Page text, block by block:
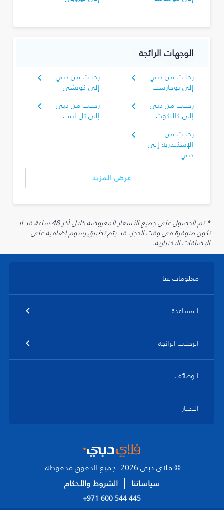
الوجهات الرائجة
رحلات من دبي
إلى بوخارست
رحلات من دبي
إلى كوتشي
رحلات من دبي
إلى كاليكوت
رحلات من دبي
إلى تل أبيب
رحلات من
الإسكندرية إلى
دبي
عرض المزيد
* تم الحصول على جميع الأسعار المعروضة خلال آخر 48 ساعة قد لا
تكون متوفرة في وقت الحجز. قد يتم تطبيق رسوم إضافية على
الإضافات الاختيارية.
معلومات عنا
المساعدة
الرحلات الرائجة
الوظائف
الأخبار
© فلاي دبي 2026. جميع الحقوق محفوظة.
سياساتنا
الشروط والأحكام
+971 600 544 445